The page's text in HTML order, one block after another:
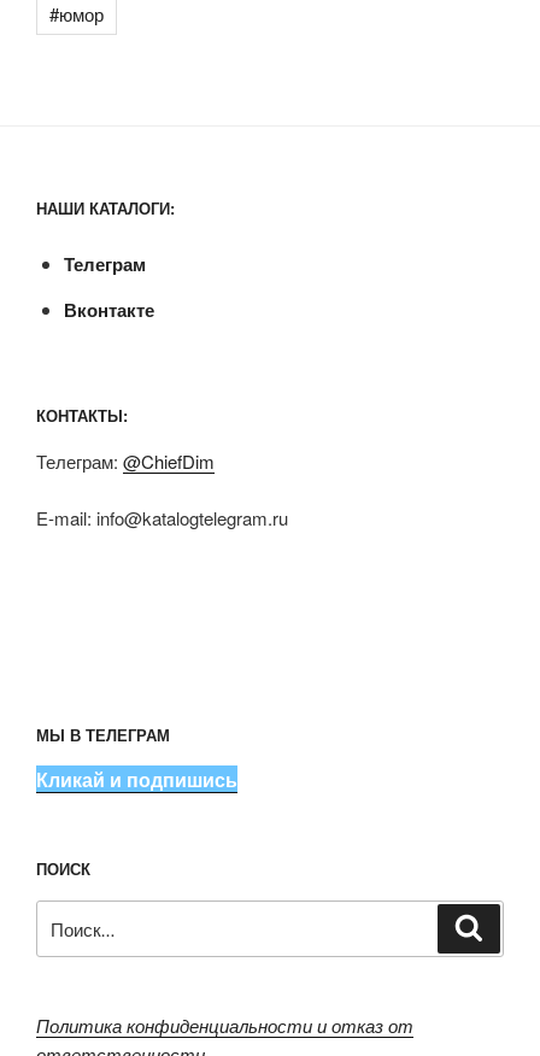
#юмор
НАШИ КАТАЛОГИ:
Телеграм
Вконтакте
КОНТАКТЫ:
Телеграм: @ChiefDim
E-mail: info@katalogtelegram.ru
МЫ В ТЕЛЕГРАМ
Кликай и подпишись
ПОИСК
Политика конфиденциальности и отказ от